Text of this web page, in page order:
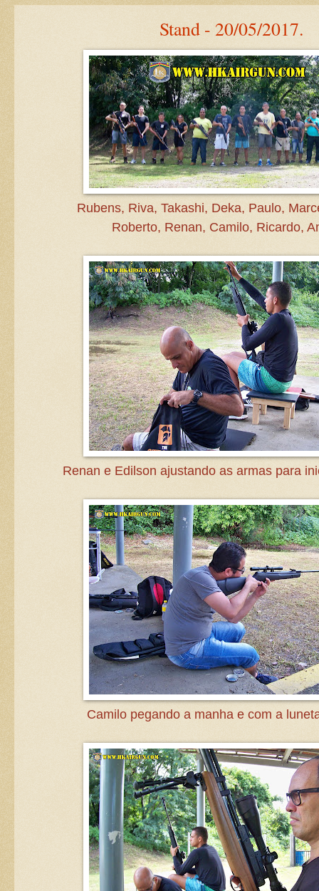
Stand - 20/05/2017.
Rubens, Riva, Takashi, Deka, Paulo,
Roberto, Renan, Camilo, Ricardo,
Renan e Edilson ajustando as armas para
Camilo pegando a manha e com a